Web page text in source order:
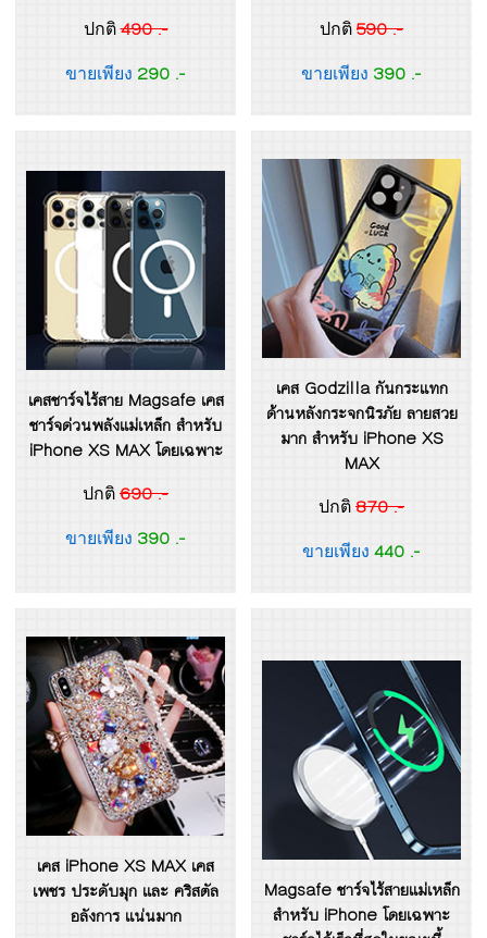
ปกติ490 .-
ขายเพียง 290 .-
ปกติ 590 .-
ขายเพียง 390 .-
เคสชาร์จไร้สาย Magsafe เคส
ชาร์จด่วนพลังแม่เหล็ก สำหรับ
iPhone XS MAX โดยเฉพาะ
ปกติ 690 .-
ขายเพียง 390 .-
เคส Godzilla กันกระแทก
ด้านหลังกระจกนิรภัย ลายสวย
มาก สำหรับ iPhone XS
MAX
ปกติ 870 .-
ขายเพียง 440 .-
เคส iPhone XS MAX เคส
เพชร ประดับมุก และ คริสตัล
อลังการ แน่นมาก
Magsafe ชาร์จไร้สายแม่เหล็ก
สำหรับ iPhone โดยเฉพาะ